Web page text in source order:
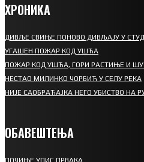
ХРОНИКА
ДИВЉЕ СВИЊЕ ПОНОВО ДИВЉАЈУ У
УГАШЕН ПОЖАР КОД УШЋА
ПОЖАР КОД УШЋА, ГОРИ РАСТИЊЕ И
НЕСТАО МИЛИНКО ЧОРБИЋ У СЕЛУ РЕКА
НИЈЕ САОБРАЋАЈКА НЕГО УБИСТВО НА
ОБАВЕШТЕЊА